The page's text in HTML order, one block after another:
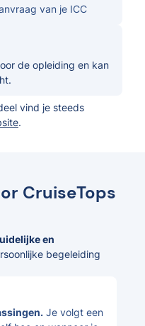
van je ICC
de opleiding en kan
vind je steeds
.
CruiseTops
en
begeleiding
Je volgt een